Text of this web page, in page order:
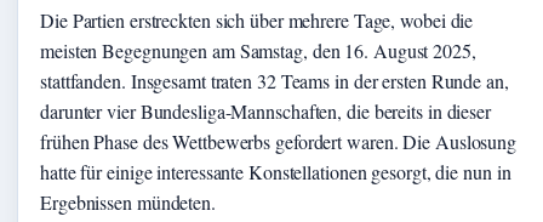
Die Partien erstreckten sich über mehrere Tage, wobei die
meisten Begegnungen am Samstag, den 16. August 2025,
stattfanden. Insgesamt traten 32 Teams in der ersten Runde an,
darunter vier Bundesliga-Mannschaften, die bereits in dieser
frühen Phase des Wettbewerbs gefordert waren. Die Auslosung
hatte für einige interessante Konstellationen gesorgt, die nun in
Ergebnissen mündeten.